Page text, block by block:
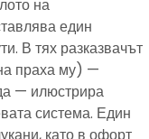
на
един
В тях разказвачът
праха му) —
— илюстрира
система. Един